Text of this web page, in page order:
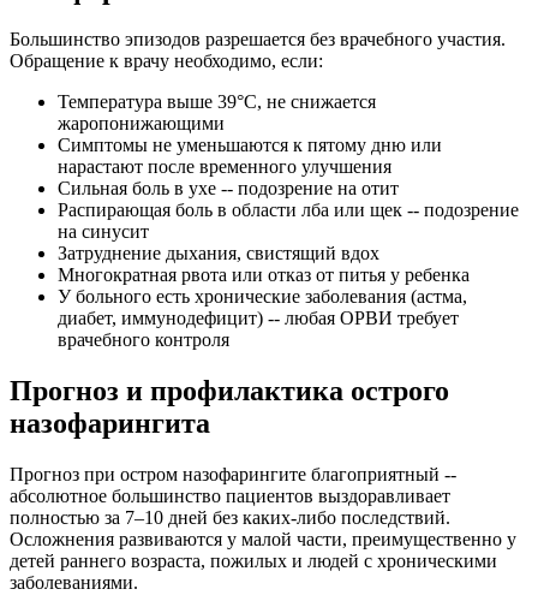
Большинство эпизодов разрешается без врачебного участия.
Обращение к врачу необходимо, если:
Температура выше 39°C, не снижается
жаропонижающими
Симптомы не уменьшаются к пятому дню или
нарастают после временного улучшения
Сильная боль в ухе -- подозрение на отит
Распирающая боль в области лба или щек -- подозрение
на синусит
Затруднение дыхания, свистящий вдох
Многократная рвота или отказ от питья у ребенка
У больного есть хронические заболевания (астма,
диабет, иммунодефицит) -- любая ОРВИ требует
врачебного контроля
Прогноз и профилактика острого
назофарингита
Прогноз при остром назофарингите благоприятный --
абсолютное большинство пациентов выздоравливает
полностью за 7–10 дней без каких-либо последствий.
Осложнения развиваются у малой части, преимущественно у
детей раннего возраста, пожилых и людей с хроническими
заболеваниями.